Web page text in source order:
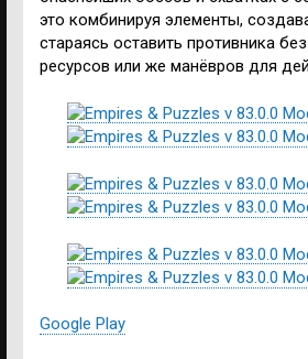
это комбинируя элементы,
стараясь оставить противника
ресурсов или же манёвров для
Google Play